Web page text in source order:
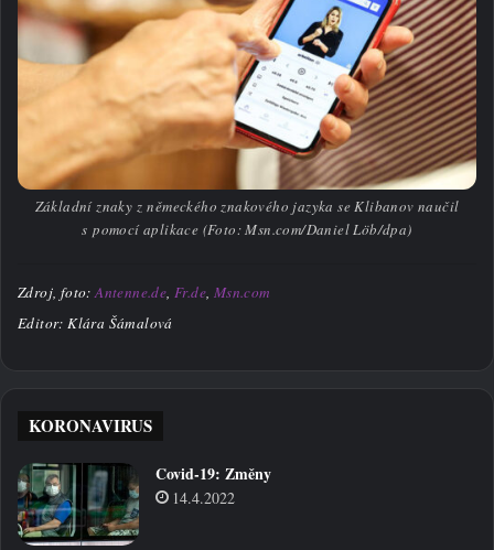
Základní znaky z německého znakového jazyka se Klibanov naučil
s pomocí aplikace (Foto: Msn.com/Daniel Löb/dpa)
Zdroj, foto:Antenne.de,Fr.de, Msn.com
Editor: Klára Šámalová
KORONAVIRUS
Covid-19: Změny
14.4.2022